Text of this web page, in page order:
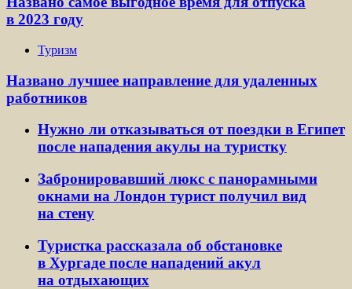
в 2023 году
Туризм
Названо лучшее направление для удаленных
работников
Нужно ли отказываться от поездки в Египет
после нападения акулы на туристку
Забронировавший люкс с панорамными
окнами на Лондон турист получил вид
на стену
Туристка рассказала об обстановке
в Хургаде после нападений акул
на отдыхающих